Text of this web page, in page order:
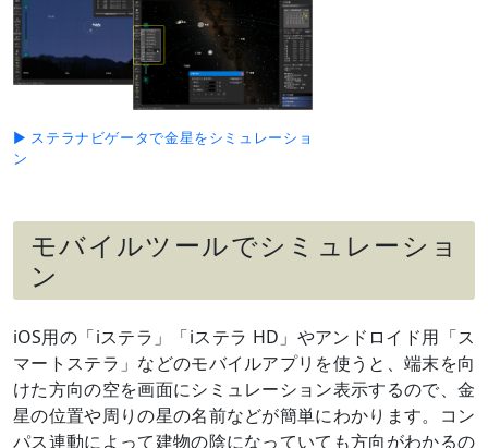
（›› 解説
4月下旬
～5月下旬
おうし座の
エルナトと大接
近
夕方～宵
最接近5月11日ごろ
細い月（月齢
やや離れて並ぶ
夕方～宵
動く（逆行する）ようになる
5月下旬
水星と大接近
夕方
5月24日
細い月（月齢
近
（ ›› 解説）
夕方
6月 4日 内合（›› 解説）
▶ ステラナビゲータで金星をシミュレーショ
ン
モバイルツールでシミュレーショ
ン
iOS用の「iステラ」「iステラ HD」やアンドロイド用「ス
マートステラ」などのモバイルアプリを使うと、端末を向
けた方向の空を画面にシミュレーション表示するので、金
星の位置や周りの星の名前などが簡単にわかります。コン
パス連動によって建物の陰になっていても方向がわかるの